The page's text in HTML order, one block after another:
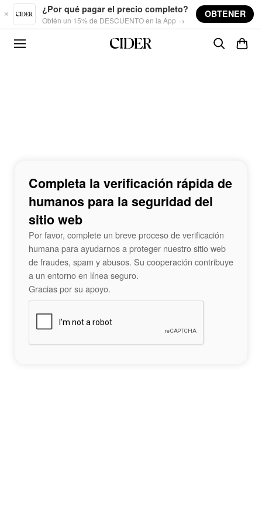
Skip to main content
¿Por qué pagar el precio completo?
Obtén un 15% de DESCUENTO en la App →
OBTENER
Completa la verificación rápida de
humanos para la seguridad del
sitio web
Por favor, complete un breve proceso de verificación
humana para ayudarnos a proteger nuestro sitio web
de fraudes, spam y abusos. Su cooperación contribuye
a un entorno en línea seguro.
Gracias por su apoyo.